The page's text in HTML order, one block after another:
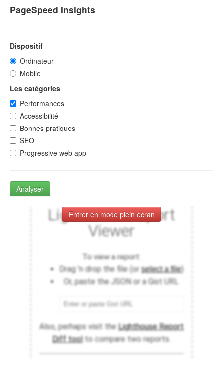
PageSpeed Insights
Dispositif
Ordinateur
Mobile
Les catégories
Performances
Accessibilité
Bonnes pratiques
SEO
Progressive web app
Analyser
Entrer en mode plein écran